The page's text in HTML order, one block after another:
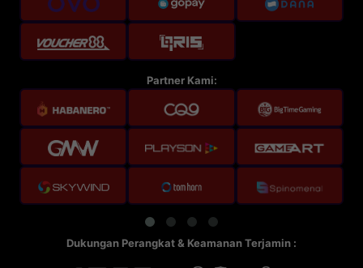
Partner Kami:
Dukungan Perangkat & Keamanan Terjamin :